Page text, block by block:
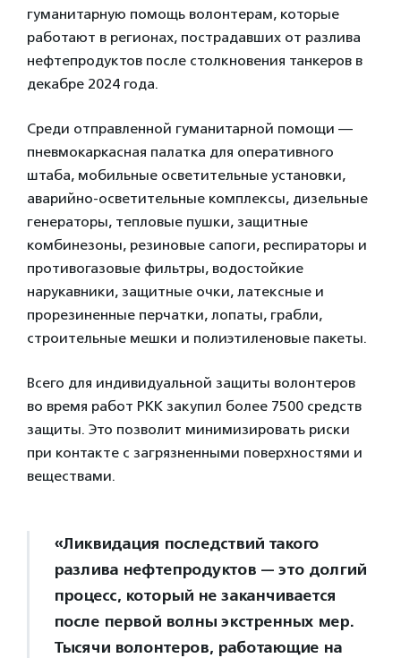
гуманитарную помощь волонтерам, которые
работают в регионах, пострадавших от разлива
нефтепродуктов после столкновения танкеров в
декабре 2024 года.
Среди отправленной гуманитарной помощи —
пневмокаркасная палатка для оперативного
штаба, мобильные осветительные установки,
аварийно-осветительные комплексы, дизельные
генераторы, тепловые пушки, защитные
комбинезоны, резиновые сапоги, респираторы и
противогазовые фильтры, водостойкие
нарукавники, защитные очки, латексные и
прорезиненные перчатки, лопаты, грабли,
строительные мешки и полиэтиленовые пакеты.
Всего для индивидуальной защиты волонтеров
во время работ РКК закупил более 7500 средств
защиты. Это позволит минимизировать риски
при контакте с загрязненными поверхностями и
веществами.
«Ликвидация последствий такого
разлива нефтепродуктов — это долгий
процесс, который не заканчивается
после первой волны экстренных мер.
Тысячи волонтеров, работающие на